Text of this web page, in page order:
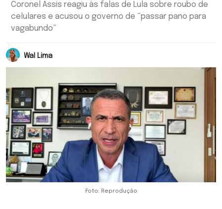
Coronel Assis reagiu às falas de Lula sobre roubo de
celulares e acusou o governo de “passar pano para
vagabundo”
Wal Lima
Foto: Reprodução